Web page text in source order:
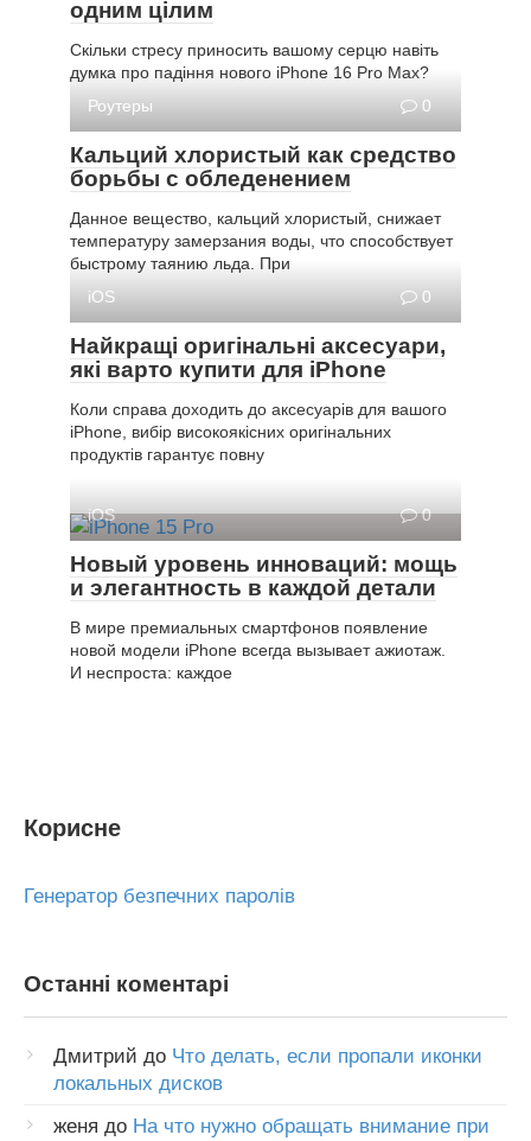
одним цілим
Скільки стресу приносить вашому серцю навіть
думка про падіння нового iPhone 16 Pro Max?
Роутеры
0
Кальций хлористый как средство
борьбы с обледенением
Данное вещество, кальций хлористый, снижает
температуру замерзания воды, что способствует
быстрому таянию льда. При
iOS
0
Найкращі оригінальні аксесуари,
які варто купити для iPhone
Коли справа доходить до аксесуарів для вашого
iPhone, вибір високоякісних оригінальних
продуктів гарантує повну
iOS 0
Новый уровень инноваций: мощь
и элегантность в каждой детали
В мире премиальных смартфонов появление
новой модели iPhone всегда вызывает ажиотаж.
И неспроста: каждое
Корисне
Генератор безпечних паролів
Останні коментарі
Дмитрий до Что делать, если пропали иконки
локальных дисков
женя до На что нужно обращать внимание при